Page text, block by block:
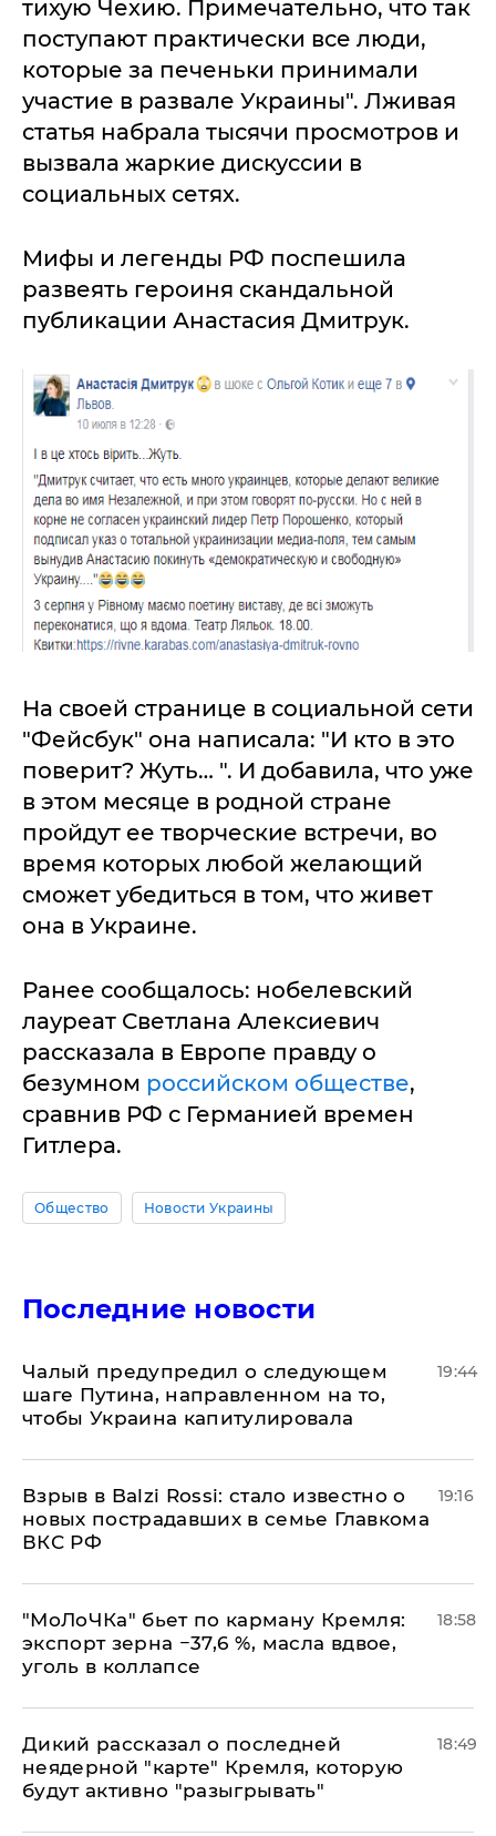
тихую Чехию. Примечательно, что так
поступают практически все люди,
которые за печеньки принимали
участие в развале Украины". Лживая
статья набрала тысячи просмотров и
вызвала жаркие дискуссии в
социальных сетях.
Мифы и легенды РФ поспешила
развеять героиня скандальной
публикации Анастасия Дмитрук.
На своей странице в социальной сети
"Фейсбук" она написала: "И кто в это
поверит? Жуть… ". И добавила, что уже
в этом месяце в родной стране
пройдут ее творческие встречи, во
время которых любой желающий
сможет убедиться в том, что живет
она в Украине.
Ранее сообщалось: нобелевский
лауреат Светлана Алексиевич
рассказала в Европе правду о
безумном российском обществе,
сравнив РФ с Германией времен
Гитлера.
Общество Новости Украины
Последние новости
Чалый предупредил о следующем
шаге Путина, направленном на то,
чтобы Украина капитулировала
19:44
Взрыв в Balzi Rossi: стало известно о
новых пострадавших в семье Главкома
ВКС РФ
19:16
​"МоЛоЧКа" бьет по карману Кремля:
экспорт зерна −37,6 %, масла вдвое,
уголь в коллапсе
18:58
Дикий рассказал о последней
неядерной "карте" Кремля, которую
будут активно "разыгрывать"
18:49